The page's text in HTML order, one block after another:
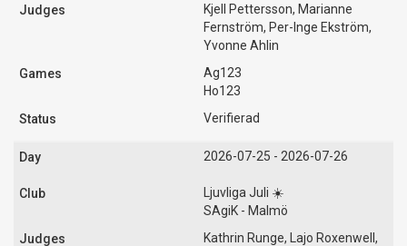
Kjell Pettersson, Marianne
Fernström, Per-Inge Ekström,
Yvonne Ahlin
Ag123
Ho123
Verifierad
2026-07-25 - 2026-07-26
Ljuvliga Juli ☀️
SAgiK - Malmö
Kathrin Runge, Lajo Roxenwell,